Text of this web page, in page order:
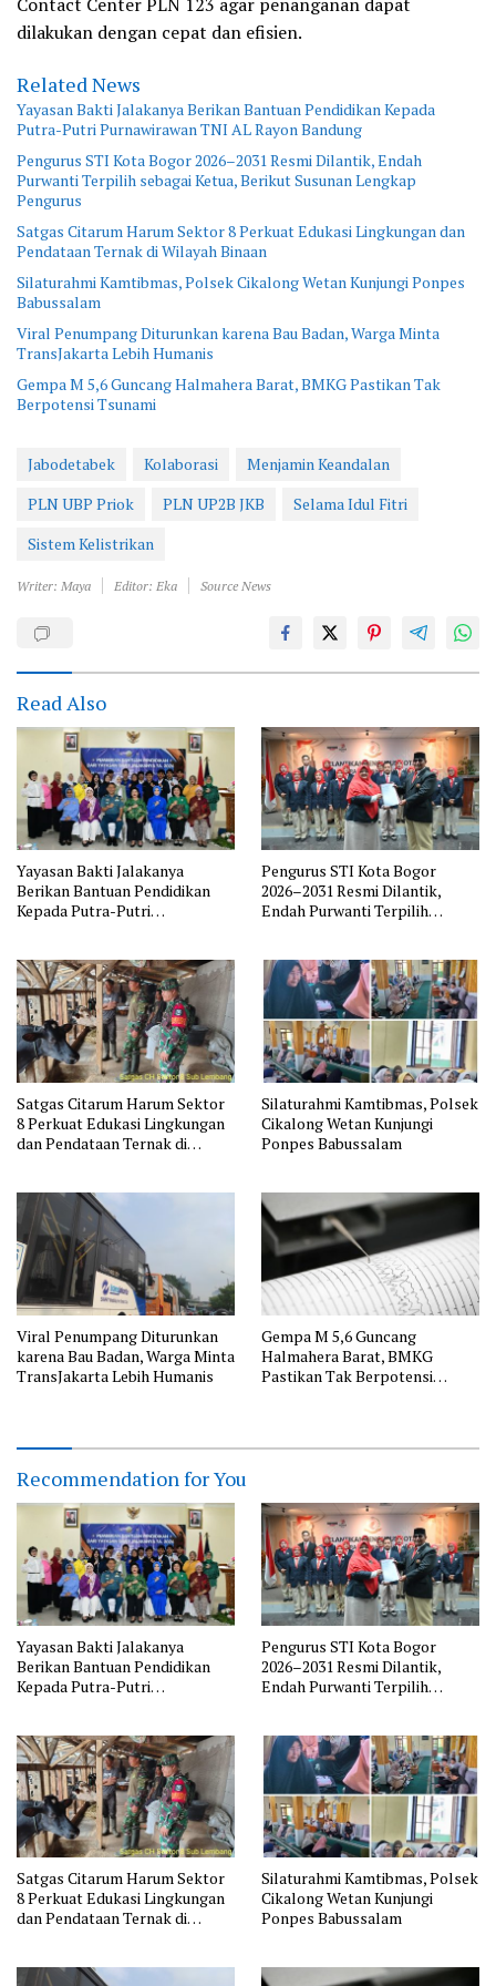
dilakukan dengan cepat dan efisien.
Related News
Yayasan Bakti Jalakanya Berikan Bantuan Pendidikan Kepada
Putra-Putri Purnawirawan TNI AL Rayon Bandung
Pengurus STI Kota Bogor 2026–2031 Resmi Dilantik, Endah
Purwanti Terpilih sebagai Ketua, Berikut Susunan Lengkap
Pengurus
Satgas Citarum Harum Sektor 8 Perkuat Edukasi Lingkungan dan
Pendataan Ternak di Wilayah Binaan
Silaturahmi Kamtibmas, Polsek Cikalong Wetan Kunjungi Ponpes
Babussalam
Viral Penumpang Diturunkan karena Bau Badan, Warga Minta
TransJakarta Lebih Humanis
Gempa M 5,6 Guncang Halmahera Barat, BMKG Pastikan Tak
Berpotensi Tsunami
Jabodetabek Kolaborasi
Menjamin Keandalan
PLN UBP Priok
PLN UP2B JKB
Selama Idul Fitri
Sistem Kelistrikan
Writer: Maya Editor: Eka Source News
Read Also
Yayasan Bakti Jalakanya
Berikan Bantuan Pendidikan
Kepada Putra-Putri
Pengurus STI Kota Bogor
2026–2031 Resmi Dilantik,
Endah Purwanti Terpilih
Satgas Citarum Harum Sektor
8 Perkuat Edukasi Lingkungan
dan Pendataan Ternak di
Silaturahmi Kamtibmas, Polsek
Cikalong Wetan Kunjungi
Ponpes Babussalam
Viral Penumpang Diturunkan
karena Bau Badan, Warga Minta
TransJakarta Lebih Humanis
Gempa M 5,6 Guncang
Halmahera Barat, BMKG
Pastikan Tak Berpotensi
Recommendation for You
Yayasan Bakti Jalakanya
Berikan Bantuan Pendidikan
Kepada Putra-Putri
Pengurus STI Kota Bogor
2026–2031 Resmi Dilantik,
Endah Purwanti Terpilih
Satgas Citarum Harum Sektor
8 Perkuat Edukasi Lingkungan
dan Pendataan Ternak di
Silaturahmi Kamtibmas, Polsek
Cikalong Wetan Kunjungi
Ponpes Babussalam